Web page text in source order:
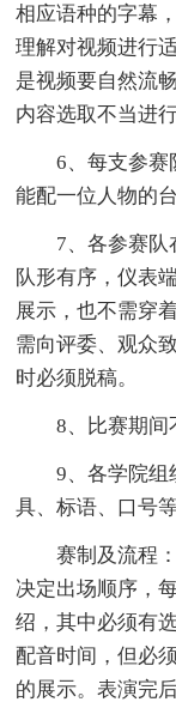
相应语种的字幕
理解对视频进行
是视频要自然流
内容选取不当进
6、每支参赛队
能配一位人物的台
7、各参赛队在
队形有序，仪表
展示，也不需穿
需向评委、观众
时必须脱稿。
8、比赛期间不
9、各学院组织
具、标语、口号
赛制及流程：
决定出场顺序，
绍，其中必须有
配音时间，但必
的展示。表演完